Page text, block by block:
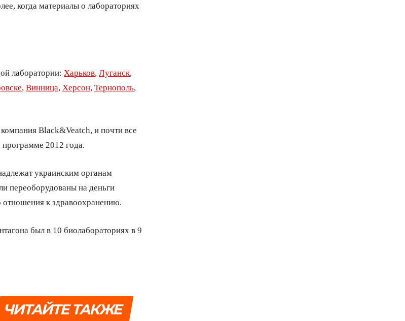
когда материалы о лабораториях
лаборатории: Харьков Луганск
Винница Херсон Тернополь
Black&Veatch, и почти все
2012 года.
украинским органам
переоборудованы на деньги
к здравоохранению.
был в 10 биолабораториях в 9
ЧИТАЙТЕ ТАКЖЕ